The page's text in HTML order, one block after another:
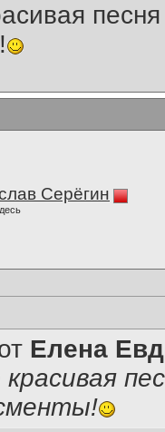
Серёгин
Елена